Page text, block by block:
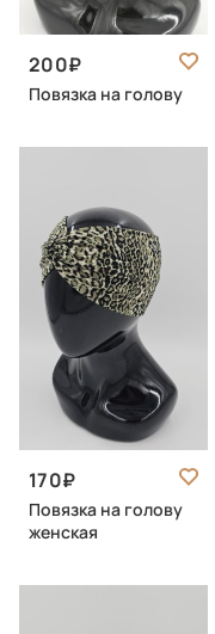
200
Повязка на голову
170
Повязка на голову
женская